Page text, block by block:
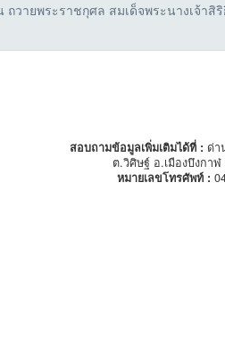
ายพระราชกุศล สมเด็จพระนางเจ้าสิ
สอบถามข้อมูลเพิ่มเติมได้ที่ : ด่า
ต.วิศิษฐ์ อ.เมืองบึงกา
หมายเลขโทรศัพท์ :